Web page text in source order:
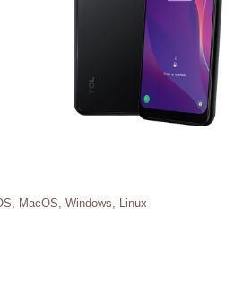
MacOS, Windows, Linux